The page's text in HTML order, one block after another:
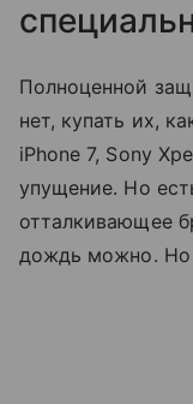
Полноценной
нет, купать их,
iPhone 7, Sony
упущение. Но
отталкивающее
дождь можно. Но